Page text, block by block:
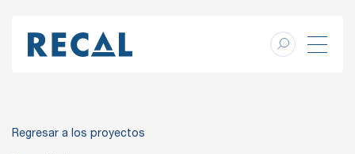
Regresar a los proyectos